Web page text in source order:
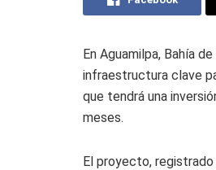
En Aguamilpa, Bahía
infraestructura clave
que tendrá una
meses.
El proyecto,